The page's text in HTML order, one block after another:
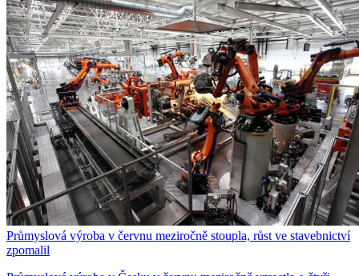
Průmyslová výroba v červnu meziročně stoupla, růst ve stavebnictví
zpomalil